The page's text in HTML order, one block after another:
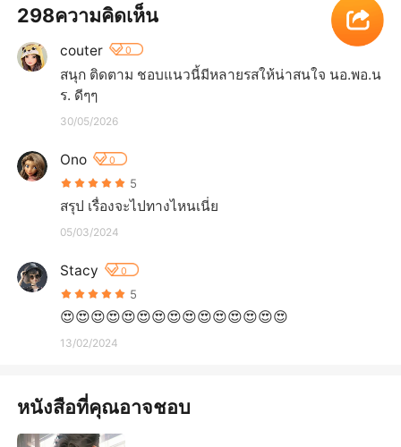
298ความคิดเห็น
couter 0
สนุก​ ติดตาม​ ชอบแนวนี้มีหลายรสให้น่าสนใจ​ นอ.พอ.น
ร.​ ดีๆๆ
30/05/2026
Ono 0
5
สรุป เรื่องจะไปทางไหนเนี่ย
05/03/2024
Stacy 0
5
😍😍😍😍😍😍😍😍😍😍😍😍😍😍😍
13/02/2024
หนังสือที่คุณอาจชอบ